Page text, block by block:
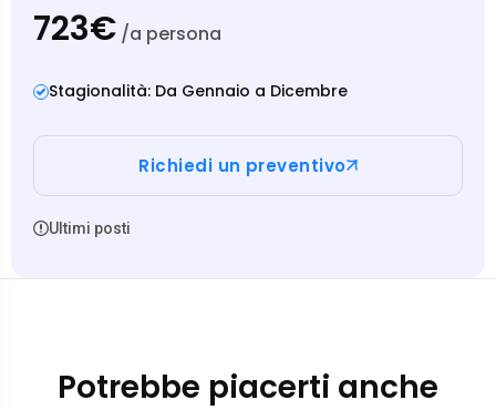
723€ /a persona
Stagionalità: Da Gennaio a Dicembre
Richiedi un preventivo
Ultimi posti
Potrebbe piacerti anche